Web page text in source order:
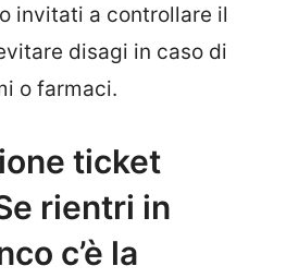
invitati a controllare il
disagi in caso di
o farmaci.
ticket
rientri in
c’è la